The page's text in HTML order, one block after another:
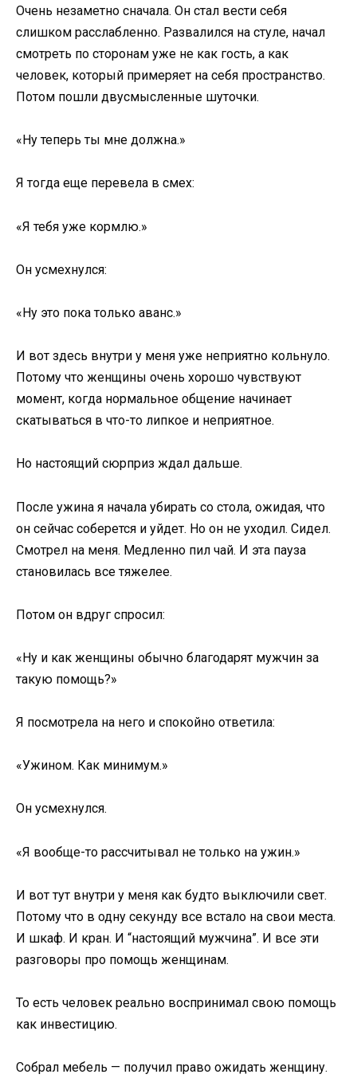
Очень незаметно сначала. Он стал вести себя
слишком расслабленно. Развалился на стуле, начал
смотреть по сторонам уже не как гость, а как
человек, который примеряет на себя пространство.
Потом пошли двусмысленные шуточки.
«Ну теперь ты мне должна.»
Я тогда еще перевела в смех:
«Я тебя уже кормлю.»
Он усмехнулся:
«Ну это пока только аванс.»
И вот здесь внутри у меня уже неприятно кольнуло.
Потому что женщины очень хорошо чувствуют
момент, когда нормальное общение начинает
скатываться в что-то липкое и неприятное.
Но настоящий сюрприз ждал дальше.
После ужина я начала убирать со стола, ожидая, что
он сейчас соберется и уйдет. Но он не уходил. Сидел.
Смотрел на меня. Медленно пил чай. И эта пауза
становилась все тяжелее.
Потом он вдруг спросил:
«Ну и как женщины обычно благодарят мужчин за
такую помощь?»
Я посмотрела на него и спокойно ответила:
«Ужином. Как минимум.»
Он усмехнулся.
«Я вообще-то рассчитывал не только на ужин.»
И вот тут внутри у меня как будто выключили свет.
Потому что в одну секунду все встало на свои места.
И шкаф. И кран. И “настоящий мужчина”. И все эти
разговоры про помощь женщинам.
То есть человек реально воспринимал свою помощь
как инвестицию.
Собрал мебель — получил право ожидать женщину.